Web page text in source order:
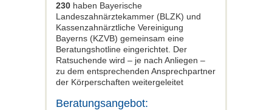
230 haben Bayerische
Landeszahnärztekammer (BLZK) und
Kassenzahnärztliche Vereinigung
Bayerns (KZVB) gemeinsam eine
Beratungshotline eingerichtet. Der
Ratsuchende wird – je nach Anliegen –
zu dem entsprechenden Ansprechpartner
der Körperschaften weitergeleitet
Beratungsangebot: